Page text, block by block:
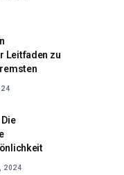
Leitfaden zu
2024